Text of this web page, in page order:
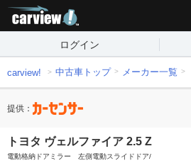
ログイン
carview! 中古車トップ メーカー一覧
提供：
トヨタ ヴェルファイア 2.5 Z
電動格納ドアミラー 左側電動スライドドア/